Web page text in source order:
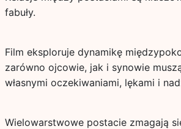
fabuły.
Film eksploruje dynamikę
zarówno ojcowie, jak i synowie
własnymi oczekiwaniami, lękami i
Wielowarstwowe postacie zmagają